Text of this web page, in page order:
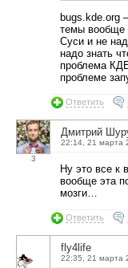
bugs.kde.org
темы вообще
Суси и не
надо знать
проблема
проблеме
Ответить
3
Дмитрий
22:14, 21 марта
Ну это все к
вообще эта
мозги…
Ответить
fly4life
22:35, 21 марта